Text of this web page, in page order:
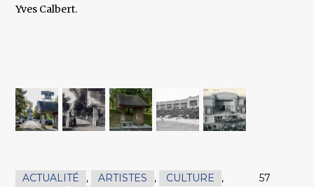
Yves Calbert.
ACTUALITÉ , ARTISTES , CULTURE
,
57